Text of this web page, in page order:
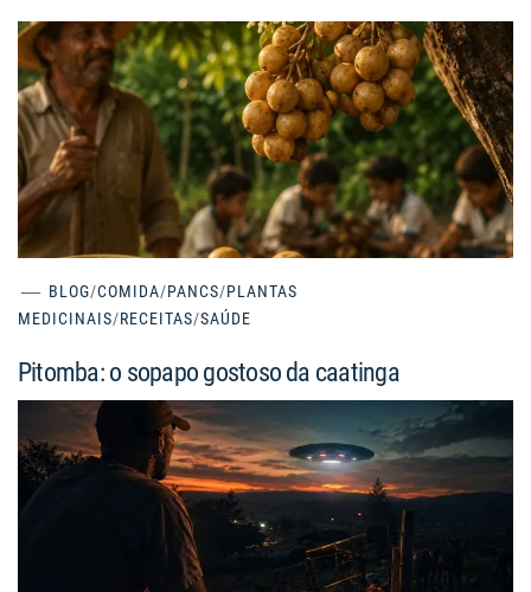
BLOG/COMIDA/PANCS/PLANTAS
MEDICINAIS/RECEITAS/SAÚDE
Pitomba: o sopapo gostoso da caatinga